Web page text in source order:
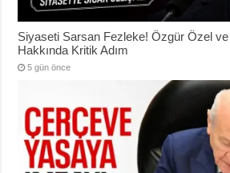
Siyaseti Sarsan Fezleke! Özgür Özel ve
Hakkında Kritik Adım
5 gün önce